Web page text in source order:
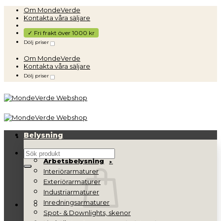
content
Om MondeVerde
Kontakta våra säljare
✓ Fri frakt över 1000 kr
Dölj priser
Om MondeVerde
Kontakta våra säljare
Dölj priser
Sök
efter:
Belysning
Arbetsbelysning
Interiörarmaturer
Exteriörarmaturer
Industriarmaturer
Inredningsarmaturer
Spot- & Downlights, skenor